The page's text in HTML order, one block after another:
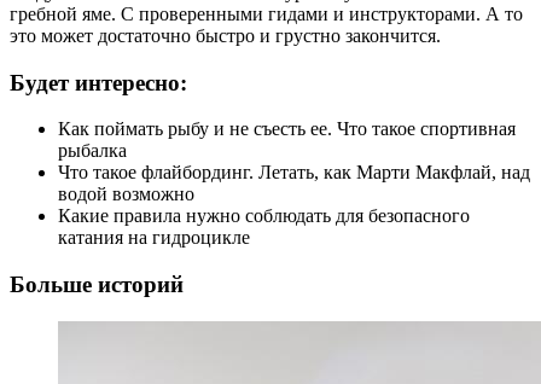
гребной яме. С проверенными гидами и инструкторами. А то
это может достаточно быстро и грустно закончится.
Будет интересно:
Как поймать рыбу и не съесть ее. Что такое спортивная
рыбалка
Что такое флайбординг. Летать, как Марти Макфлай, над
водой возможно
Какие правила нужно соблюдать для безопасного
катания на гидроцикле
Больше историй